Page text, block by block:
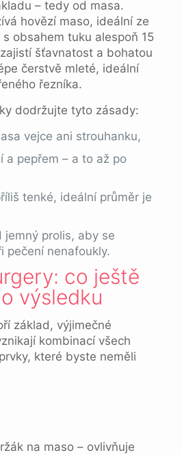
– tedy od masa.
hovězí maso, ideální ze
obsahem tuku alespoň 15
šťavnatost a bohatou
čerstvě mleté, ideální
řezníka.
dodržujte tyto zásady:
vejce ani strouhanku,
a pepřem – a to až po
tenké, ideální průměr je
prolis, aby se
pečení nenafoukly.
co ještě
výsledku
základ, výjimečné
kombinací všech
které byste neměli
na maso – ovlivňuje